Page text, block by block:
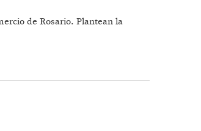
de Rosario. Plantean la